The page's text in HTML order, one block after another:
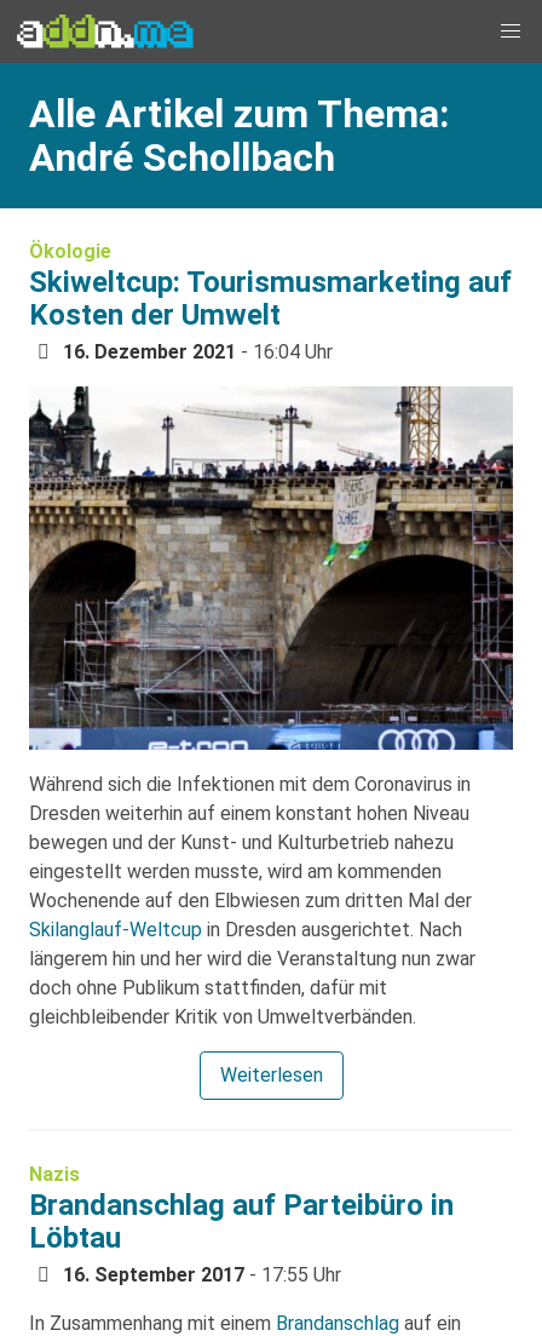
Alle Artikel zum Thema:
André Schollbach
Ökologie
Skiweltcup: Tourismusmarketing auf
Kosten der Umwelt
16. Dezember 2021 - 16:04 Uhr
Während sich die Infektionen mit dem Coronavirus in
Dresden weiterhin auf einem konstant hohen Niveau
bewegen und der Kunst- und Kulturbetrieb nahezu
eingestellt werden musste, wird am kommenden
Wochenende auf den Elbwiesen zum dritten Mal der
Skilanglauf-Weltcup in Dresden ausgerichtet. Nach
längerem hin und her wird die Veranstaltung nun zwar
doch ohne Publikum stattfinden, dafür mit
gleichbleibender Kritik von Umweltverbänden.
Weiterlesen
Nazis
Brandanschlag auf Parteibüro in
Löbtau
16. September 2017 - 17:55 Uhr
In Zusammenhang mit einem Brandanschlag auf ein